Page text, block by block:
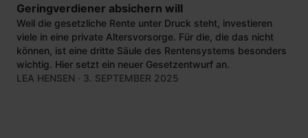
Geringverdiener absichern will
Weil die gesetzliche Rente unter Druck steht, investieren
viele in eine private Altersvorsorge. Für die, die das nicht
können, ist eine dritte Säule des Rentensystems besonders
wichtig. Hier setzt ein neuer Gesetzentwurf an.
LEA HENSEN · 3. SEPTEMBER 2025